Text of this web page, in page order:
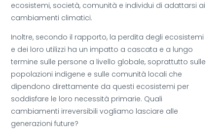
ecosistemi, società, comunità e individui di adattarsi ai
cambiamenti climatici.
Inoltre, secondo il rapporto, la perdita degli ecosistemi
e dei loro utilizzi ha un impatto a cascata e a lungo
termine sulle persone a livello globale, soprattutto sulle
popolazioni indigene e sulle comunità locali che
dipendono direttamente da questi ecosistemi per
soddisfare le loro necessità primarie. Quali
cambiamenti irreversibili vogliamo lasciare alle
generazioni future?